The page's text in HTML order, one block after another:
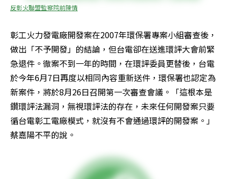
反彰火聯盟監察院前陳情
彰工火力發電廠開發案在2007年環保署專案小組審查後，
做出「不予開發」的結論，但台電卻在送進環評大會前緊
急退件。徹案不到一年的時間，在環評委員更替後，台電
於今年6月7日再度以相同內容重新送件，環保署也認定為
新案件，將於8月26日召開第一次審查會議。「這根本是
鑽環評法漏洞，無視環評法的存在，未來任何開發案只要
循台電彰工電廠模式，就沒有不會通過環評的開發案。」
蔡嘉陽不平的說。